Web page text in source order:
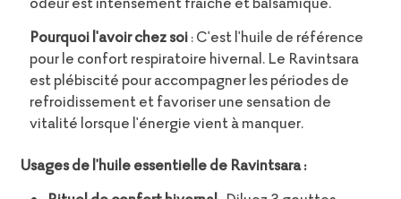
Pourquoi l'avoir chez soi: C'est l'huile de référence
pour le confort respiratoire hivernal. Le Ravintsara
est plébiscité pour accompagner les périodes de
refroidissement et favoriser une sensation de
vitalité lorsque l'énergie vient à manquer.
Usages de l'huile essentielle de Ravintsara :